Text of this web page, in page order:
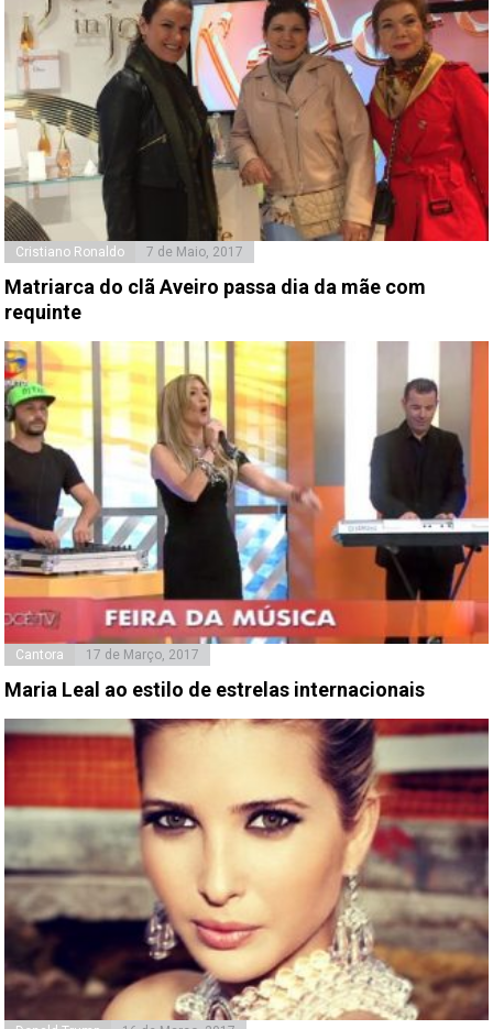
Cristiano Ronaldo 7 de Maio, 2017
Matriarca do clã Aveiro passa dia da mãe com
requinte
Cantora 17 de Março, 2017
Maria Leal ao estilo de estrelas internacionais